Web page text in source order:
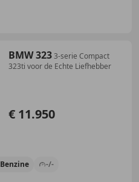
BMW 3233-serie Compact
323ti voor de Echte Liefhebber
€ 11.950
Benzine -/-